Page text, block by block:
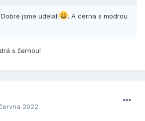
pouze registrovaným
máte,
jsme udelali
. A cerna s modrou
s černou!
2022